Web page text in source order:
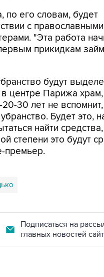
по его словам, будет
с православными
"Эта работа
прикидкам
будут
центре Парижа
30 лет не
Будет это,
найти
степени это будут
премьер.
Подписаться на
главных новостей